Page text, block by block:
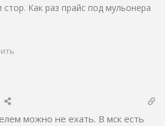
Как раз прайс под мульонера
можно не ехать. В мск есть